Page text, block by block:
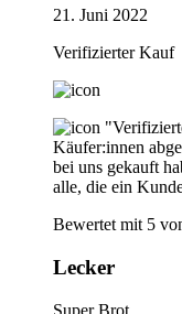
21. Juni 2022
Verifizierter Kauf
Käufer:innen
bei uns gekauft
alle, die ein
Bewertet mit 5
Lecker
Super Brot